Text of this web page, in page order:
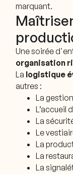
marquant.
Une soirée
organisation
La logistique
autres :
La
L’accueil
La
Le
La
La
La